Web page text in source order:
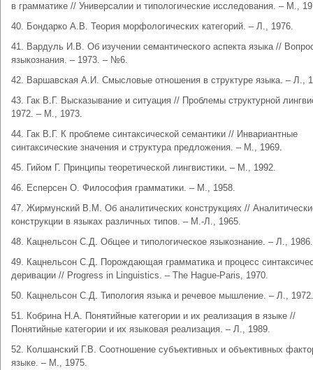
в грамматике // Универсалии и типологические исследования. – М.,
40. Бондарко А.В. Теория морфологических категорий. – Л., 1976.
41. Вардуль И.В. Об изучении семантического аспекта языка //
языкознания. – 1973. – №6.
42. Варшавская А.И. Смысловые отношения в структуре языка. – Л.,
43. Гак В.Г. Высказывание и ситуация // Проблемы структурной
1972. – М., 1973.
44. Гак В.Г. К проблеме синтаксической семантики // Инвариантные
синтаксические значения и структура предложения. – М., 1969.
45. Гийом Г. Принципы теоретической лингвистики. – М., 1992.
46. Есперсен О. Философия грамматики. – М., 1958.
47. Жирмунский В.М. Об аналитических конструкциях //
конструкции в языках различных типов. – М.‑Л., 1965.
48. Кацнельсон С.Д. Общее и типологическое языкознание. – Л., 1986.
49. Кацнельсон С.Д. Порождающая грамматика и процесс
деривации // Progress in Linguistics. – The Hague-Paris, 1970.
50. Кацнельсон С.Д. Типология языка и речевое мышление. – Л., 1972.
51. Кобрина Н.А. Понятийные категории и их реализация в языке //
Понятийные категории и их языковая реализация. – Л., 1989.
52. Колшанский Г.В. Соотношение субъективных и объективных
языке. – М., 1975.